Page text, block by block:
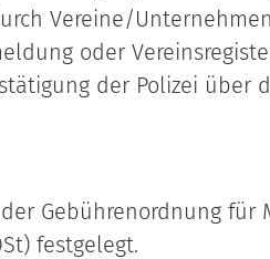
Vereine/
oder
der Polizei über
Gebührenordnung für
festgelegt.